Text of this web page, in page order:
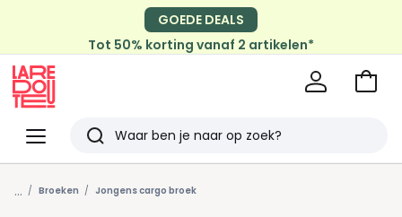
GOEDE DEALS
Tot 50% korting vanaf 2 artikelen*
Menu
Redoute
Zoeken
Laatst
bekeken
Naar
... Broeken Jongens cargo broek